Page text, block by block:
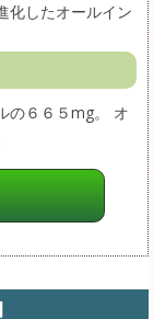
化したオールイン
の６６５mg。 オ